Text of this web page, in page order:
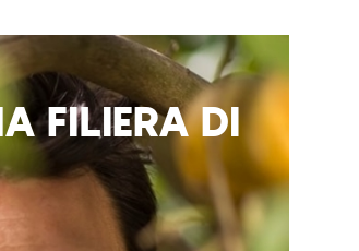
FILIERA DI